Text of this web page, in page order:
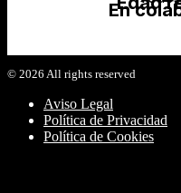
En
© 2026 All rights reserved
Aviso Legal
Política de Privacidad
Política de Cookies